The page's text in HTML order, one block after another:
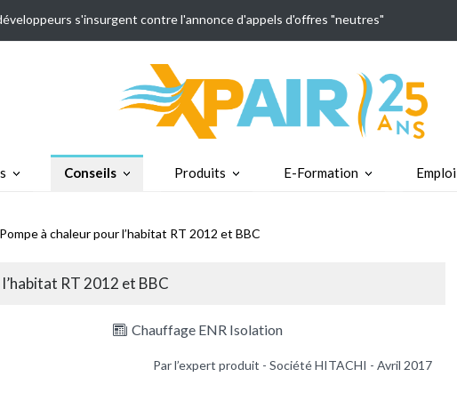
s'insurgent contre l'annonce d'appels d'offres "neutres"
Conseils Produits E-Formation Emploi
à chaleur pour l’habitat RT 2012 et BBC
RT 2012 et BBC
Chauffage ENR Isolation
Par l’expert produit - Société HITACHI - Avril 2017